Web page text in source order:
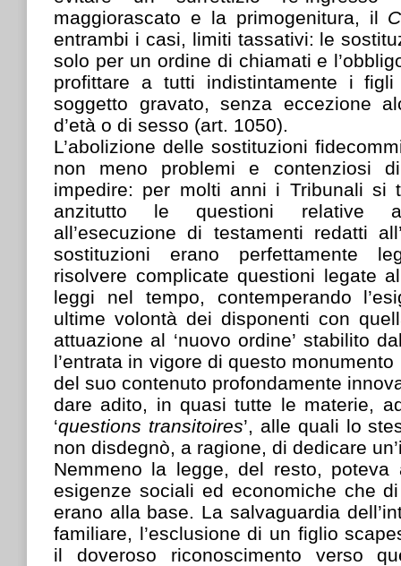
maggiorascato e la primogenitura, il
entrambi i casi, limiti tassativi: le
solo per un ordine di chiamati e
profittare a tutti indistintamente i
soggetto gravato, senza eccezione
d’età o di sesso (art. 1050).
L’abolizione delle sostituzioni
non meno problemi e contenziosi
impedire: per molti anni i Tribunali si
anzitutto le questioni relative
all’esecuzione di testamenti redatti
sostituzioni erano perfettamente
risolvere complicate questioni legate
leggi nel tempo, contemperando
ultime volontà dei disponenti con
attuazione al ‘nuovo ordine’ stabilito
l’entrata in vigore di questo
del suo contenuto profondamente
dare adito, in quasi tutte le materie,
‘questions transitoires’, alle quali lo
non disdegnò, a ragione, di dedicare
Nemmeno la legge, del resto, poteva
esigenze sociali ed economiche che
erano alla base. La salvaguardia
familiare, l’esclusione di un figlio
il doveroso riconoscimento verso